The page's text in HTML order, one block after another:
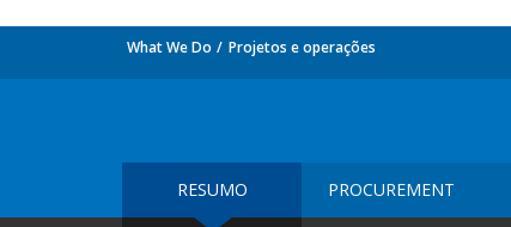
What We Do Projetos e operações
RESUMO PROCUREMENT